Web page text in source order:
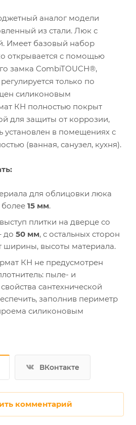
аналог модели
из стали. Люк с
Имеет базовый набор
открывается с помощью
замка CombiTOUCH®,
только по
силиконовым
КН полностью покрыт
для защиты от коррозии,
установлен в помещениях с
(ванная, санузел, кухня).
для облицовки люка
15 мм.
плитки на дверце со
до 50 мм, с остальных сторон
ширины, высоты материала.
КН не предусмотрен
пыле- и
сантехнической
заполнив периметр
силиконовым
ВКонтакте
комментарий